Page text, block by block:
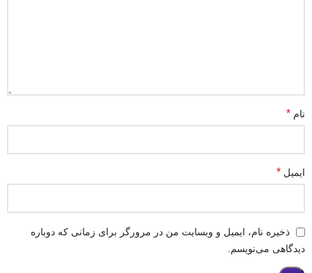
نام *
ایمیل *
ذخیره نام، ایمیل و وبسایت من در مرورگر برای زمانی که دوباره
دیدگاهی می‌نویسم.